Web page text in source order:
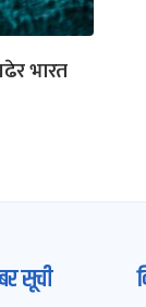
भारत
सूची